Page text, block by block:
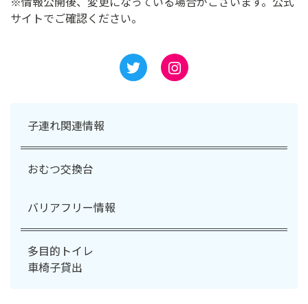
子連れ関連情報
おむつ交換台
バリアフリー情報
多目的トイレ
車椅子貸出
サイトでご確認ください。